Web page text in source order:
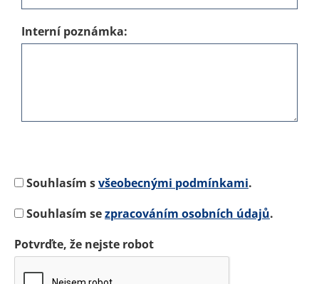
Interní poznámka:
Souhlasím svšeobecnými podmínkami.
Souhlasím sezpracováním osobních údajů.
Potvrďte, že nejste robot